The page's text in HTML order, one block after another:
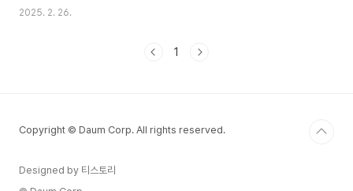
수 있도록 돕는 것을 목적으로 합니다. ​성인 기초 문해능력 자가진단 서비스
나 온라인을 통해 자신의 읽기, 쓰기, 셈하기 등 기초 문해능력을 평가할 수 있
2025. 2. 26.
1
Copyright © Daum Corp. All rights reserved.
Designed by 티스토리